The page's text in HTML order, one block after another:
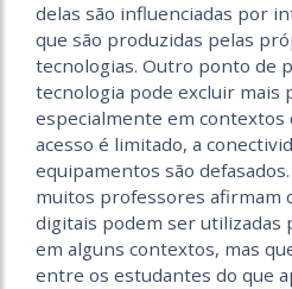
delas são influenciadas por
que são produzidas pelas
tecnologias. Outro ponto de
tecnologia pode excluir mais
especialmente em contextos
acesso é limitado, a
equipamentos são
muitos professores afirmam
digitais podem ser utilizadas
em alguns contextos, mas
entre os estudantes do que